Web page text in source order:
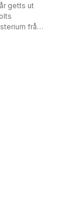
getts ut
från